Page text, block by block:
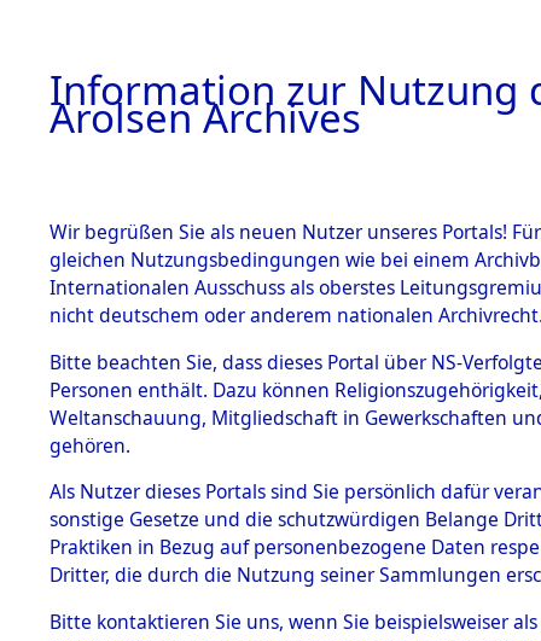
BESTÄNDE
1.
Inhaftierungsdoku
mente
1.2.9 Beim ITS
verwahrte
5. Verschiedenes
contact
Kontakt
Archiv der
Arolsen Archives
wächst immer
Information zur Nutzung
Arolsen Archives
Wir begrüßen Sie als neuen Nutzer unseres Portals!
gleichen Nutzungsbedingungen wie bei einem
Internationalen Ausschuss als oberstes
nicht deutschem oder anderem nationalen
Bitte beachten Sie, dass dieses Portal über NS-
Personen enthält. Dazu können
Weltanschauung, Mitgliedschaft in Gewerkschaften
gehören.
Als Nutzer dieses Portals sind Sie persönlich dafür
sonstige Gesetze und die schutzwürdigen Belange
Praktiken in Bezug auf personenbezogene Daten
Dritter, die durch die Nutzung seiner Sammlungen
Bitte kontaktieren Sie uns, wenn Sie beispielsweiser